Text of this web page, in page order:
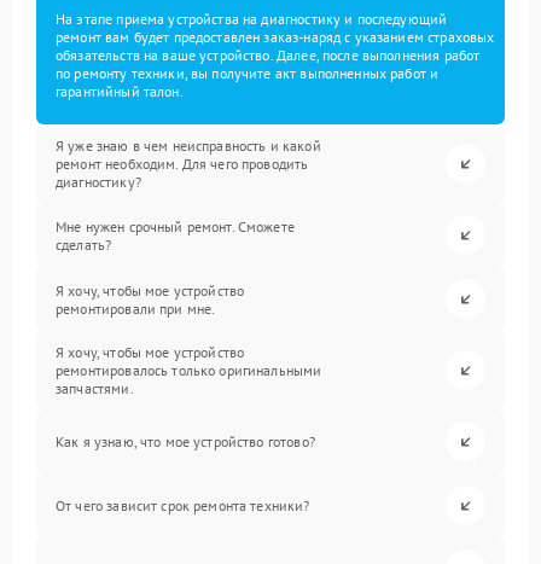
На этапе приема устройства на диагностику и последующий
ремонт вам будет предоставлен заказ-наряд с указанием страховых
обязательств на ваше устройство. Далее, после выполнения работ
по ремонту техники, вы получите акт выполненных работ и
гарантийный талон.
Я уже знаю в чем неисправность и какой
ремонт необходим. Для чего проводить
диагностику?
Мне нужен срочный ремонт. Сможете
сделать?
Я хочу, чтобы мое устройство
ремонтировали при мне.
Я хочу, чтобы мое устройство
ремонтировалось только оригинальными
запчастями.
Как я узнаю, что мое устройство готово?
От чего зависит срок ремонта техники?